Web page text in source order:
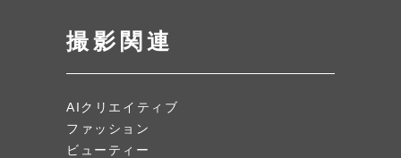
撮影関連
AIクリエイティブ
ファッション
ビューティー